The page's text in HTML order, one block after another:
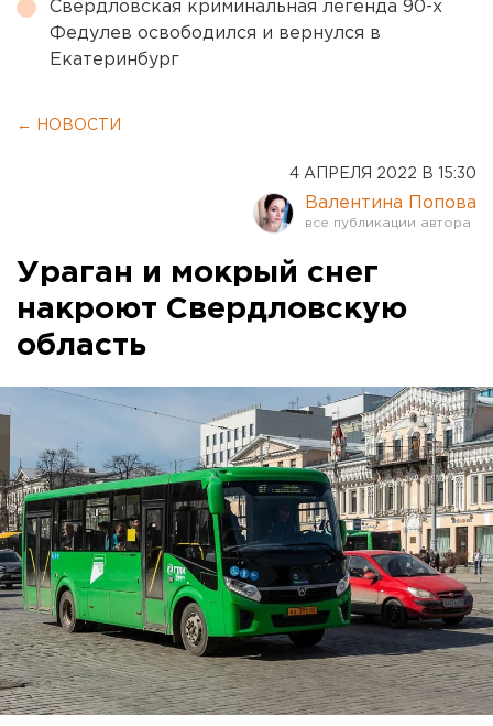
Свердловская криминальная легенда 90-х
Федулев освободился и вернулся в
Екатеринбург
← НОВОСТИ
4 АПРЕЛЯ 2022 В 15:30
Валентина Попова
Ураган и мокрый снег
накроют Свердловскую
область